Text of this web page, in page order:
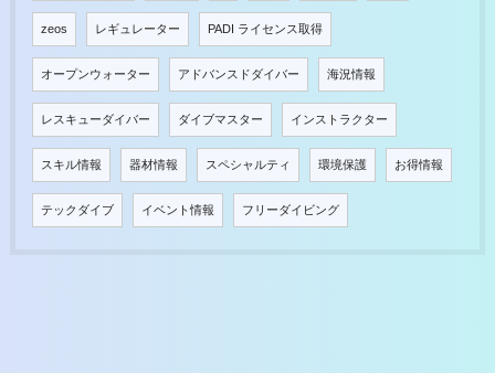
zeos レギュレーター PADI ライセンス取得
オープンウォーター アドバンスドダイバー 海況情報
レスキューダイバー ダイブマスター インストラクター
スキル情報 器材情報 スペシャルティ 環境保護 お得情報
テックダイブ イベント情報 フリーダイビング